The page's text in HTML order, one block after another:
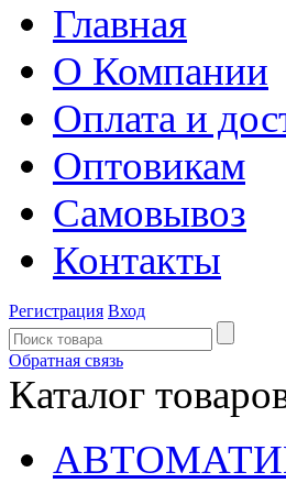
Главная
О Компании
Оплата и
Оптовикам
Самовывоз
Контакты
Регистрация Вход
Обратная связь
Каталог